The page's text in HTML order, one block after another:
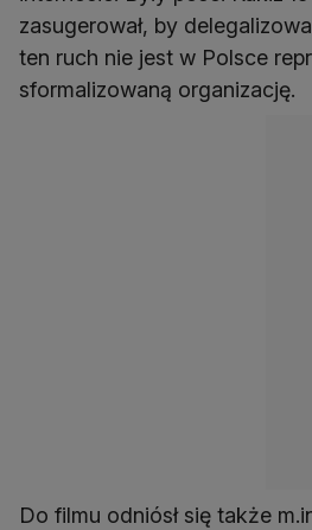
zasugerował, by
ten ruch nie jest w Polsce
sformalizowaną organizację.
Do filmu odniósł się także